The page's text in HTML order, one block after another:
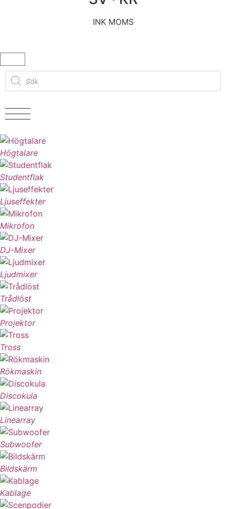
INK MOMS
Högtalare
Studentflak
Ljuseffekter
Mikrofon
DJ-Mixer
Ljudmixer
Trådlöst
Projektor
Tross
Rökmaskin
Discokula
Linearray
Subwoofer
Bildskärm
Kablage